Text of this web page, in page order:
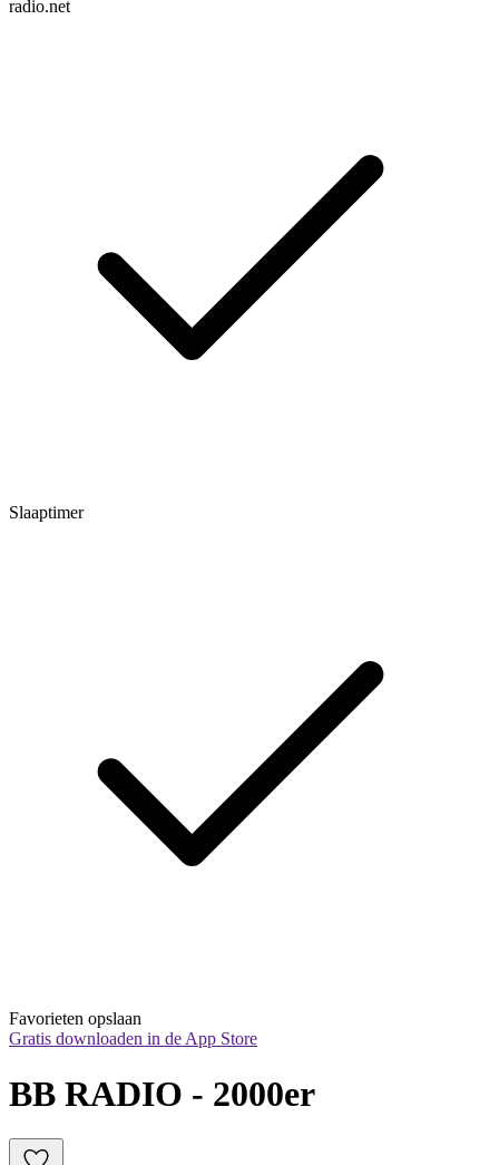
radio.net
Slaaptimer
Favorieten opslaan
Gratis downloaden in de App Store
BB RADIO - 2000er